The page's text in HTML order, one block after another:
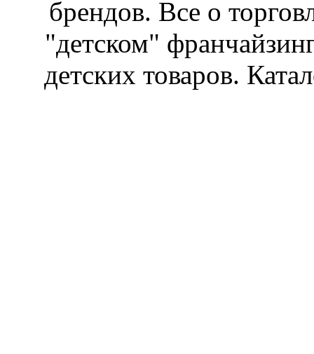
брендов. Все о
"детском"
детских товаров.